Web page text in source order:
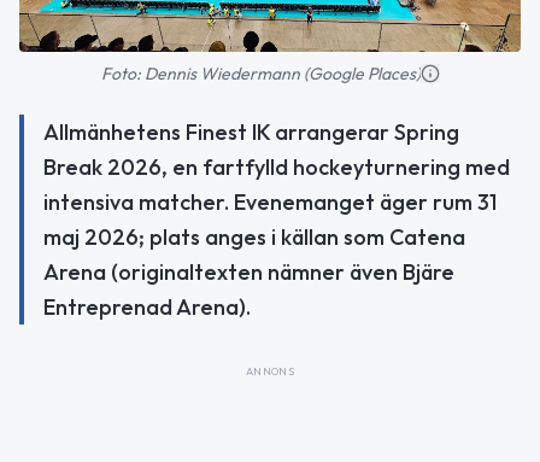
Foto: Dennis Wiedermann (Google Places)
Allmänhetens Finest IK arrangerar Spring
Break 2026, en fartfylld hockeyturnering med
intensiva matcher. Evenemanget äger rum 31
maj 2026; plats anges i källan som Catena
Arena (originaltexten nämner även Bjäre
Entreprenad Arena).
ANNONS